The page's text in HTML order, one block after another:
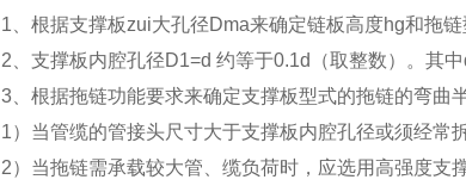
1、根据支撑板zui大孔径Dma来确定链板高度hg和拖链
2、支撑板内腔孔径D1=d 约等于0.1d（取整数）。其
3、根据拖链功能要求来确定支撑板型式的拖链的弯曲
1）当管缆的管接头尺寸大于支撑板内腔孔径或须经常
2）当拖链需承载较大管、缆负荷时，应选用高强度支